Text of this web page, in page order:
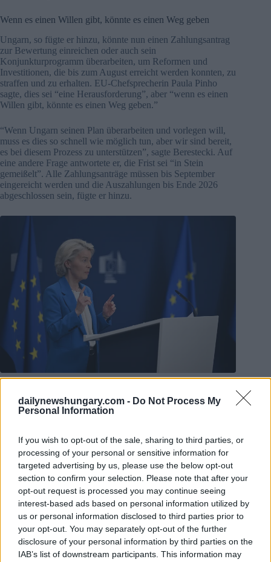
dailynewshungary.com - Do Not Process My
Personal Information
If you wish to opt-out of the sale, sharing to third parties, or
processing of your personal or sensitive information for
targeted advertising by us, please use the below opt-out
section to confirm your selection. Please note that after your
opt-out request is processed you may continue seeing
interest-based ads based on personal information utilized by
us or personal information disclosed to third parties prior to
your opt-out. You may separately opt-out of the further
disclosure of your personal information by third parties on the
IAB’s list of downstream participants. This information may
Wenn es einen Willen gibt, könnte es einen Weg geben
Ungarn, so fügte er hinzu, könnte nun einen Zahlungsantrag
zur Bewertung einreichen oder auch sein
Konjunkturprogramm überarbeiten, um Reformen und
Investitionen, die bis zum August erreicht werden konnten, zu
straffen und zu erhalten. EU-Chefsprecherin Paula Pinho
sagte, dies sei “eine Herausforderung”, aber “wenn es einen
Willen gibt, könnte es einen Weg geben.”
“Wenn Ungarn seinen Plan überarbeiten und vorlegen will,
muss es dies so schnell wie möglich tun, aber wir sind bereit,
es bei diesem Prozess zu unterstützen”, sagte Berestecki. Auf
eine andere Frage antwortete er, die Frist sei “in Stein
gemeißelt”. Alle Zahlungsanträge müssen bis September
eingereicht werden und die Auszahlungen bis Ende 2026
abgeschlossen sein, fügte er hinzu.
Aydemir/Anadolu
Péter Magyar und Ursula von der Leyen arbeiten eng
In der Zwischenzeit bestätigte Pinho, dass die Präsidentin der
Europäischen Kommission, Ursula von der Leyen und der
gewählte ungarische Ministerpräsident Peter Magyar
vereinbart haben, im Interesse Ungarns und der EU eng
zusammenzuarbeiten. Die Europäische Kommission hat
bereits begonnen, mit Magyar zusammenzuarbeiten, während
sie die Zusammenarbeit mit der scheidenden Regierung bei
Bedarf fortsetzt, sagte sie.
Sie sagte, die EU-Kommission begrüße Magyars pro-EU-
Haltung und seine Übereinstimmung mit mehreren